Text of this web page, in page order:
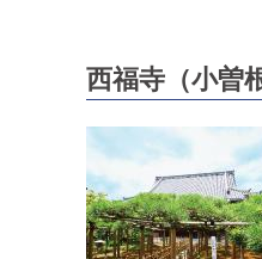
西福寺（小曽